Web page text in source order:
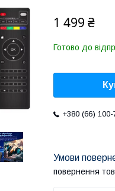
1 499 ₴
Готово до
+380 (66) 100-
повернення